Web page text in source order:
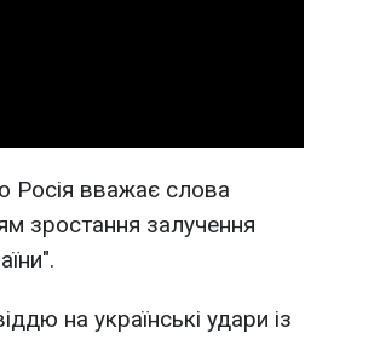
Росія вважає слова
зростання залучення
на українські удари із